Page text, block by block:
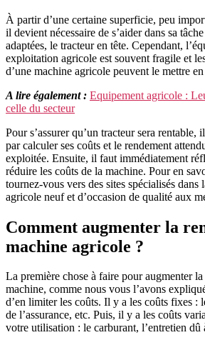
À partir d’une certaine superficie, peu
il devient nécessaire de s’aider dans sa
adaptées, le tracteur en tête. Cependant,
exploitation agricole est souvent fragile et
d’une machine agricole peuvent le mettre
A lire également : Equipement agricole :
celle du secteur
Pour s’assurer qu’un tracteur sera rentable,
par calculer ses coûts et le rendement
exploitée. Ensuite, il faut immédiatement
réduire les coûts de la machine. Pour en
tournez-vous vers des sites spécialisés dans
agricole neuf et d’occasion de qualité aux
Comment augmenter la
machine agricole ?
La première chose à faire pour augmenter
machine, comme nous vous l’avons
d’en limiter les coûts. Il y a les coûts fixes :
de l’assurance, etc. Puis, il y a les coûts
votre utilisation : le carburant, l’entretien dû